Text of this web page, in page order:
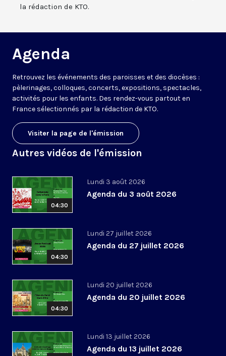
la rédaction de KTO.
Agenda
Retrouvez les événements des paroisses et des diocèses :
pèlerinages, colloques, concerts, expositions, spectacles,
activités pour les enfants. Des rendez-vous partout en
France sélectionnés par la rédaction de KTO.
Visiter la page de l'émission
Autres vidéos de l'émission
04:30
Lundi 3 août 2026
Agenda du 3 août 2026
04:30
Lundi 27 juillet 2026
Agenda du 27 juillet 2026
04:30
Lundi 20 juillet 2026
Agenda du 20 juillet 2026
Lundi 13 juillet 2026
Agenda du 13 juillet 2026